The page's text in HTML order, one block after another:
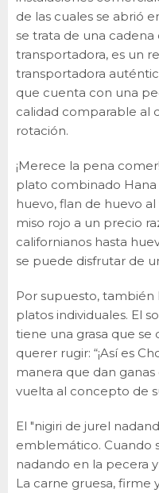
de las cuales se abrió
se trata de una cadena
transportadora, es un
transportadora
que cuenta con una
calidad comparable al
rotación.
¡Merece la pena
plato combinado Hana
huevo, flan de huevo
miso rojo a un precio
californianos hasta
se puede disfrutar de
Por supuesto, también
platos individuales. El
tiene una grasa que se
querer rugir: “¡Así es
manera que dan
vuelta al concepto de
El "nigiri de jurel
emblemático. Cuando
nadando en la pecera
La carne gruesa, firme